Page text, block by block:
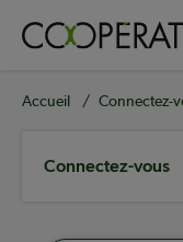
principal
Fil
Accueil Connectez-
Connectez-vous